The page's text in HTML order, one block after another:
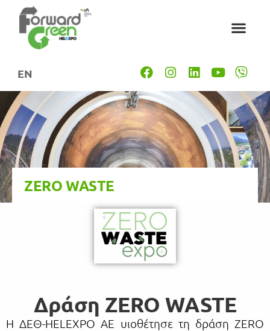
EN
ZERO WASTE
Δράση ZERO WASTE
Η ΔΕΘ-HELEXPO ΑΕ υιοθέτησε τη δράση ZERO